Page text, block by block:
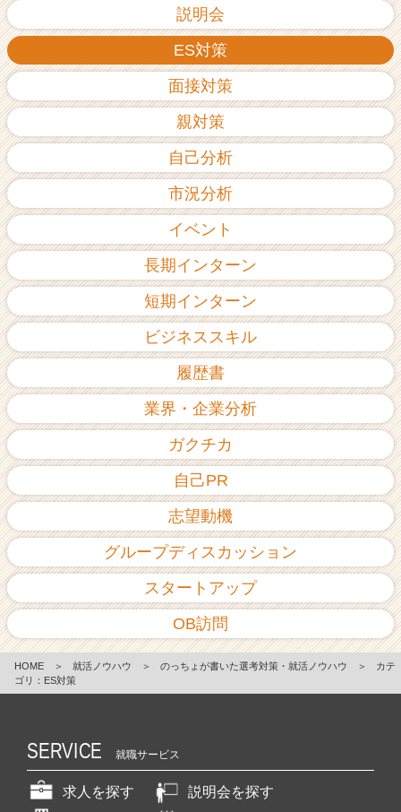
e
r
a
e
r）
説明会
ES対策
面接対策
親対策
自己分析
市況分析
イベント
長期インターン
短期インターン
ビジネススキル
履歴書
業界・企業分析
ガクチカ
自己PR
志望動機
グループディスカッション
スタートアップ
OB訪問
HOME ＞ 就活ノウハウ ＞ のっちょが書いた選考対策・就活ノウハウ ＞
カテ
ゴリ：ES対策
SERVICE 就職サービス
求人を探す
説明会を探す